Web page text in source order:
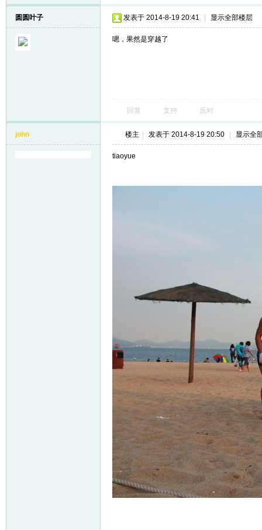
圆圆叶子 发表于 2014-8-19 20:41 显示全部楼层
嗯，果然是穿越了
回复 支持 反对
john 楼主 发表于 2014-8-19 20:50 显示全
tiaoyue